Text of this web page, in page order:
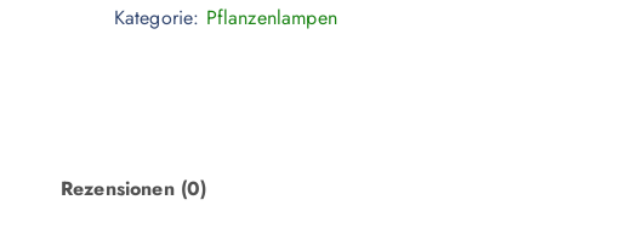
Kategorie: Pflanzenlampen
Rezensionen (0)